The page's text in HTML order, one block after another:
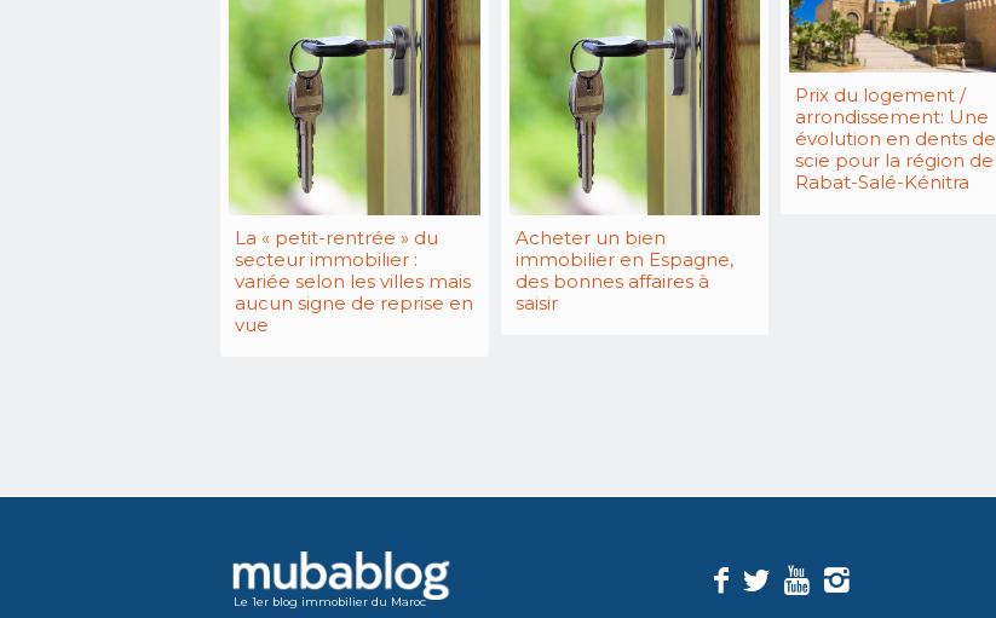
La « petit-rentrée » du
secteur immobilier :
variée selon les villes mais
aucun signe de reprise en
vue
Acheter un bien
immobilier en Espagne,
des bonnes affaires à
saisir
Prix du logement /
arrondissement: Une
évolution en dents de
scie pour la région de
Rabat-Salé-Kénitra
Le 1er blog immobilier du Maroc